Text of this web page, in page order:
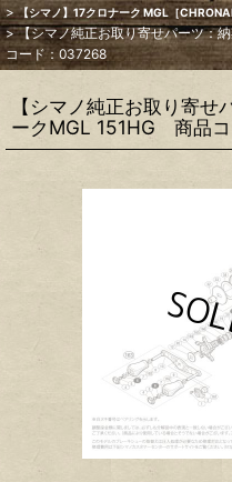
> 【シマノ】17クロナーク MGL［
> 【シマノ純正お取り寄せパーツ：
コード：037268
【シマノ純正お取り寄
ークMGL 151HG 商品